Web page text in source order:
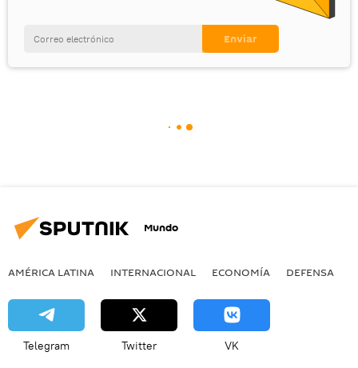
Mundo
AMÉRICA LATINA INTERNACIONAL ECONOMÍA DEFENSA
Telegram Twitter VK